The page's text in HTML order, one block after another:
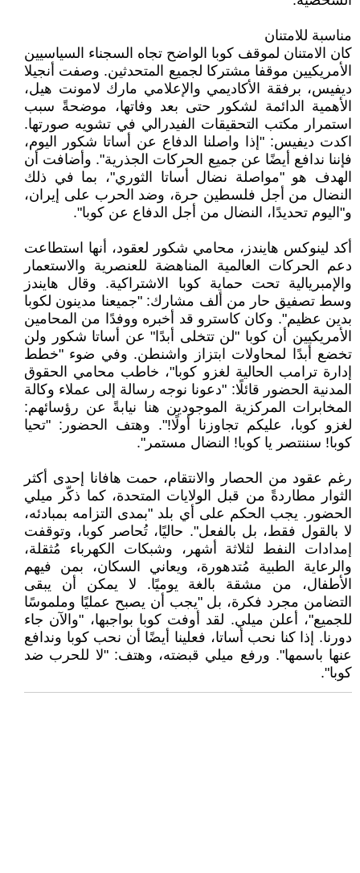
مناسبة للامتنان
كان الامتنان لموقف كوبا الواضح تجاه السجناء السياسيين
الأمريكيين موقفا مشتركا لجميع المتحدثين. وصفت أنجيلا
ديفيس، برفقة الأكاديمي والإعلامي مارك لامونت هيل،
الأهمية الدائمة لشكور حتى بعد وفاتها، موضحةً سبب
استمرار مكتب التحقيقات الفيدرالي في تشويه صورتها.
اكدت ديفيس: "إذا واصلنا الدفاع عن أساتا شكور اليوم،
فإننا ندافع أيضًا عن جميع الحركات الجذرية". وأضافت أن
الهدف هو "مواصلة نضال أساتا الثوري"، بما في ذلك
النضال من أجل فلسطين حرة، وضد الحرب على إيران،
و"اليوم تحديدًا، النضال من أجل الدفاع عن كوبا".
أكد لينوكس هايندز، محامي شكور لعقود، أنها استطاعت
دعم الحركات العالمية المناهضة للعنصرية والاستعمار
والإمبريالية تحت حماية كوبا الاشتراكية. وقال هايندز
وسط تصفيق حار من ألف مشارك: "جميعنا مدينون لكوبا
بدين عظيم". وكان كاسترو قد أخبره ووفدًا من المحامين
الأمريكيين أن كوبا "لن تتخلى أبدًا" عن أساتا شكور ولن
تخضع أبدًا لمحاولات ابتزاز واشنطن. وفي ضوء "خطط
إدارة ترامب الحالية لغزو كوبا"، خاطب محامي الحقوق
المدنية الحضور قائلًا: "دعونا نوجه رسالة إلى عملاء وكالة
المخابرات المركزية الموجودين هنا نيابةً عن رؤسائهم:
لغزو كوبا، عليكم تجاوزنا أولًا!". وهتف الحضور: "تحيا
كوبا! سننتصر يا كوبا! النضال مستمر".
رغم عقود من الحصار والانتقام، حمت هافانا إحدى أكثر
الثوار مطاردةً من قبل الولايات المتحدة، كما ذكّر ميلي
الحضور. يجب الحكم على أي بلد "بمدى التزامه بمبادئه،
لا بالقول فقط، بل بالفعل". حاليًا، تُحاصر كوبا، وتوقفت
إمدادات النفط لثلاثة أشهر، وشبكات الكهرباء مُثقلة،
والرعاية الطبية مُتدهورة، ويعاني السكان، بمن فيهم
الأطفال، من مشقة بالغة يوميًا. لا يمكن أن يبقى
التضامن مجرد فكرة، بل "يجب أن يصبح عمليًا وملموسًا
للجميع"، أعلن ميلي. لقد أوفت كوبا بواجبها، "والآن جاء
دورنا. إذا كنا نحب أساتا، فعلينا أيضًا أن نحب كوبا وندافع
عنها باسمها". ورفع ميلي قبضته، وهتف: "لا للحرب ضد
كوبا".